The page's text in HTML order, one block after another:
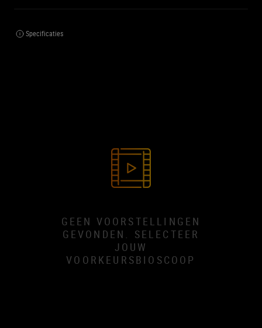
Specificaties
GEEN VOORSTELLINGEN
GEVONDEN. SELECTEER
JOUW
VOORKEURSBIOSCOOP